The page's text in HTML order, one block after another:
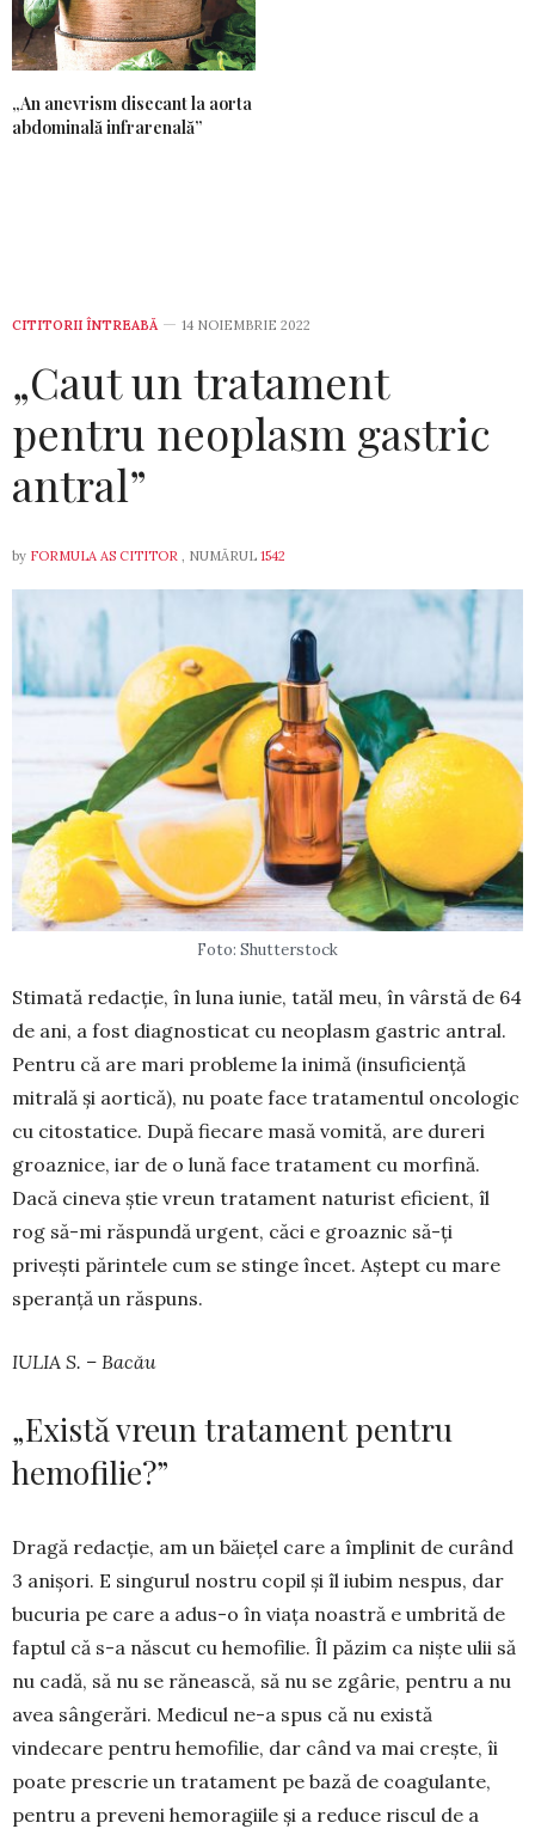
„An anevrism disecant la aorta
abdominală infrarenală”
CITITORII ÎNTREABĂ 14 NOIEMBRIE 2022
„Caut un tratament
pentru neoplasm gastric
antral”
by FORMULA AS CITITOR , NUMĂRUL 1542
Foto: Shutterstock
Stimată redacție, în luna iunie, tatăl meu, în vârstă de 64
de ani, a fost diagnosticat cu neo­plasm gastric antral.
Pentru că are mari probleme la inimă (insuficiență
mitrală și aortică), nu poate face trata­men­tul oncologic
cu citostatice. După fiecare masă vomi­tă, are dureri
groaznice, iar de o lună face tratament cu morfină.
Dacă cineva știe vreun tratament naturist efi­cient, îl
rog să-mi răspundă urgent, căci e groaznic să-ți
privești pă­rintele cum se stinge încet. Aștept cu mare
spe­ranță un răspuns.
IULIA S. – Bacău
„Există vreun tratament pentru
hemofilie?”
Dragă redacție, am un băiețel care a împlinit de curând
3 anișori. E singurul nostru copil și îl iubim nespus, dar
bucuria pe care a adus-o în viața noastră e umbrită de
faptul că s-a născut cu hemofilie. Îl păzim ca niște ulii să
nu cadă, să nu se rănească, să nu se zgârie, pentru a nu
avea sân­gerări. Medicul ne-a spus că nu există
vindecare pentru hemofilie, dar când va mai crește, îi
poate pre­scrie un tratament pe bază de coa­gulante,
pentru a preveni he­mo­­ragiile și a reduce riscul de a